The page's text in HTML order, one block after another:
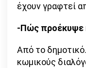
έχουν γραφτεί
-Πώς προέκυψε
Από το
κωμικούς